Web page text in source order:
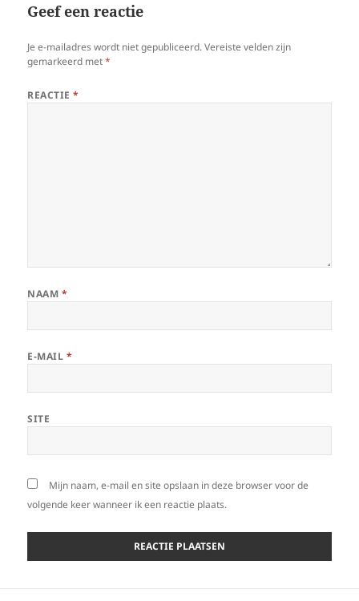
Geef een reactie
Je e-mailadres wordt niet gepubliceerd. Vereiste velden zijn
gemarkeerd met*
REACTIE*
NAAM *
E-MAIL *
SITE
Mijn naam, e-mail en site opslaan in deze browser voor de
volgende keer wanneer ik een reactie plaats.